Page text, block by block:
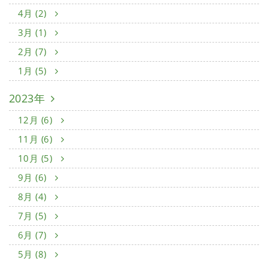
4月 (2)
3月 (1)
2月 (7)
1月 (5)
2023年
12月 (6)
11月 (6)
10月 (5)
9月 (6)
8月 (4)
7月 (5)
6月 (7)
5月 (8)